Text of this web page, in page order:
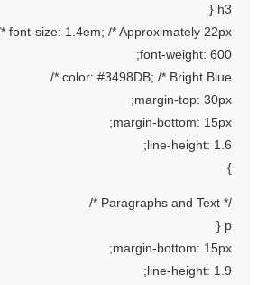
h3 {
font-size: 1.4em; /* Approximately 22px */
font-weight: 600;
color: #3498DB; /* Bright Blue */
margin-top: 30px;
margin-bottom: 15px;
line-height: 1.6;
}
/* Paragraphs and Text */
p {
margin-bottom: 15px;
line-height: 1.9;